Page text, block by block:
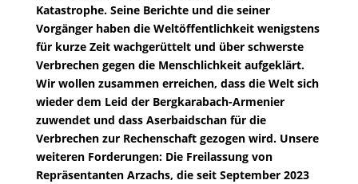
Katastrophe. Seine Berichte und die seiner
Vorgänger haben die Weltöffentlichkeit wenigstens
für kurze Zeit wachgerüttelt und über schwerste
Verbrechen gegen die Menschlichkeit aufgeklärt.
Wir wollen zusammen erreichen, dass die Welt sich
wieder dem Leid der Bergkarabach-Armenier
zuwendet und dass Aserbaidschan für die
Verbrechen zur Rechenschaft gezogen wird. Unsere
weiteren Forderungen: Die Freilassung von
Repräsentanten Arzachs, die seit September 2023